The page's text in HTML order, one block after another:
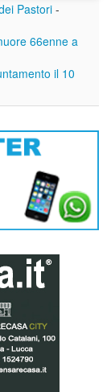
Pastori -
66enne a
il 10